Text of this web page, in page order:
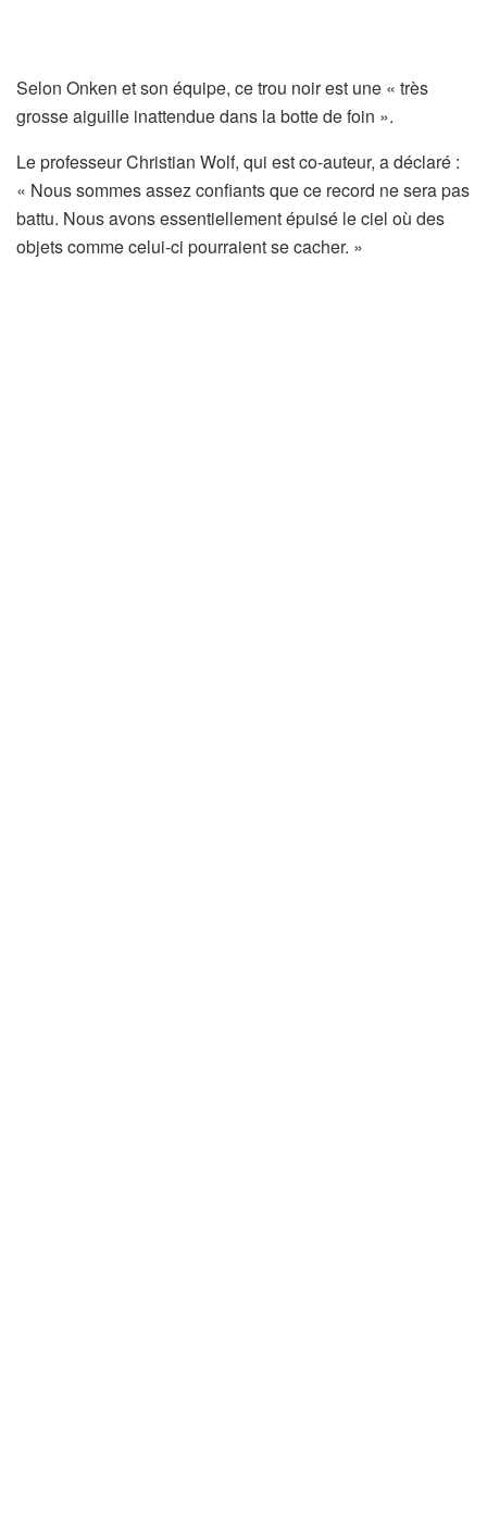
Selon Onken et son équipe, ce trou noir est une « très
grosse aiguille inattendue dans la botte de foin ».
Le professeur Christian Wolf, qui est co-auteur, a déclaré :
« Nous sommes assez confiants que ce record ne sera pas
battu. Nous avons essentiellement épuisé le ciel où des
objets comme celui-ci pourraient se cacher. »